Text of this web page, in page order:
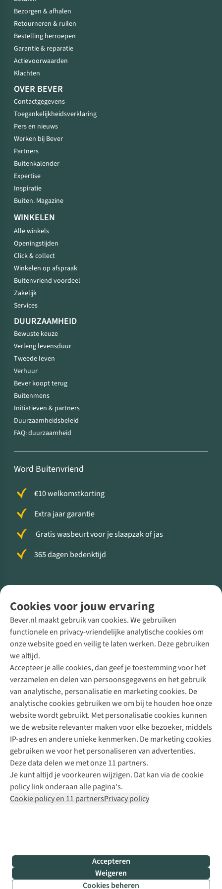
Cookies voor jouw ervaring
Bever.nl maakt gebruik van cookies. We gebruiken
functionele en privacy-vriendelijke analytische cookies om
onze website goed en veilig te laten werken. Deze gebruiken
we altijd.
Accepteer je alle cookies, dan geef je toestemming voor het
verzamelen en delen van persoonsgegevens en het gebruik
van analytische, personalisatie en marketing cookies. De
analytische cookies gebruiken we om bij te houden hoe onze
website wordt gebruikt. Met personalisatie cookies kunnen
we de website relevanter maken voor elke bezoeker, middels
IP-adres en andere unieke kenmerken. De marketing cookies
gebruiken we voor het personaliseren van advertenties.
Deze data delen we met onze 11 partners.
Je kunt altijd je voorkeuren wijzigen. Dat kan via de cookie
policy link onderaan alle pagina's.
Cookie policy en 11 partnersPrivacy policy
Accepteren
Weigeren
Cookies beheren
Bezorgen & afhalen
Retourneren & ruilen
Bestelling herroepen
Garantie & reparatie
Actievoorwaarden
Klachten
OVER BEVER
Contactgegevens
Toegankelijkheidsverklaring
Pers en nieuws
Werken bij Bever
Partners
Buitenkalender
Expertise
Inspiratie
Buiten. Magazine
WINKELEN
Alle winkels
Openingstijden
Click & collect
Winkelen op afspraak
Buitenvriend voordeel
Zakelijk
Services
DUURZAAMHEID
Bewuste keuze
Verleng levensduur
Tweede leven
Verhuur
Bever koopt terug
Buitenmens
Initiatieven & partners
Duurzaamheidsbeleid
FAQ: duurzaamheid
Word Buitenvriend
€10 welkomstkorting
Extra jaar garantie
Gratis wasbeurt voor je slaapzak of jas
365 dagen bedenktijd
Direct advies van een Buitenexpert
+31 (0)85 888 50 88
+31 6 12 28 49 80
Contactformulier
Bever
B.V.